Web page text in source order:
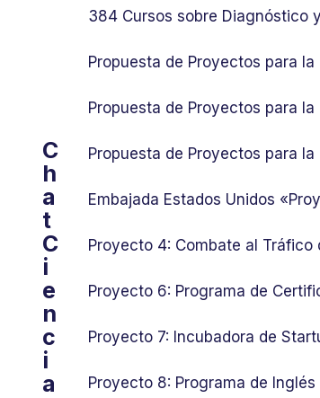
C
h
a
t
C
i
e
n
c
i
a
384 Cursos sobre Diagnóstico
Propuesta de Proyectos para
Propuesta de Proyectos para
Propuesta de Proyectos para
Embajada Estados Unidos
Proyecto 4: Combate al
Proyecto 6: Programa de
Proyecto 7: Incubadora de
Proyecto 8: Programa de